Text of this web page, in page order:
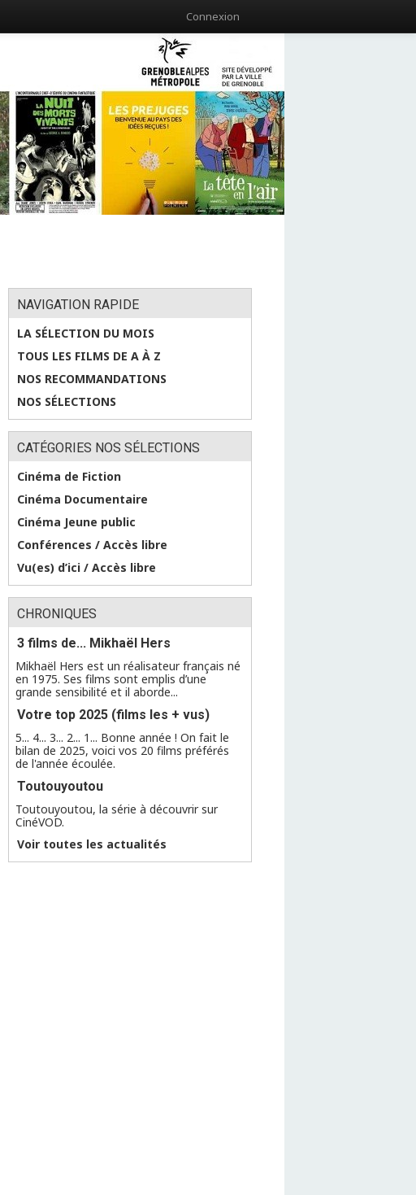
Connexion
NAVIGATION RAPIDE
LA SÉLECTION DU MOIS
TOUS LES FILMS DE A À Z
NOS RECOMMANDATIONS
NOS SÉLECTIONS
CATÉGORIES NOS SÉLECTIONS
Cinéma de Fiction
Cinéma Documentaire
Cinéma Jeune public
Conférences / Accès libre
Vu(es) d’ici / Accès libre
CHRONIQUES
3 films de... Mikhaël Hers
Mikhaël Hers est un réalisateur français né
en 1975. Ses films sont emplis d’une
grande sensibilité et il aborde...
Votre top 2025 (films les + vus)
5... 4... 3... 2... 1... Bonne année ! On fait le
bilan de 2025, voici vos 20 films préférés
de l'année écoulée.
Toutouyoutou
Toutouyoutou, la série à découvrir sur
CinéVOD.
Voir toutes les actualités